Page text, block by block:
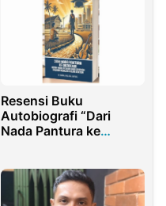
Resensi Buku
Autobiografi “Dari
Nada Pantura ke
Daerah Menuju Gelar
Doktor”